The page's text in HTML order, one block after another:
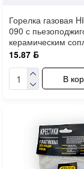
Горелка газовая
090 с
керамическим
15.87 ƃ
В